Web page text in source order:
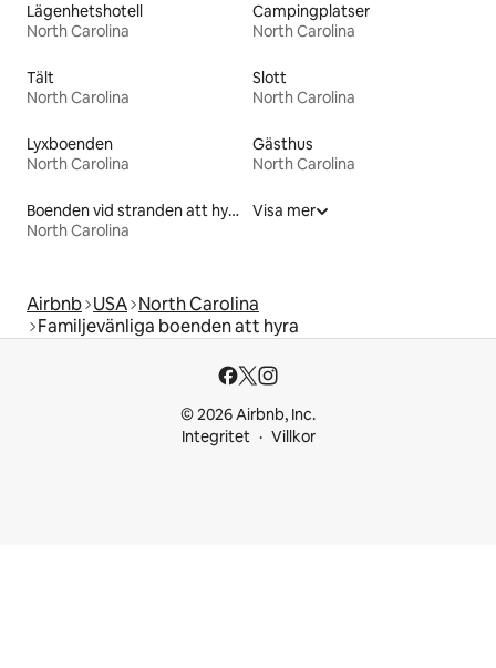
Lägenhetshotell
North Carolina
Campingplatser
North Carolina
Tält
North Carolina
Slott
North Carolina
Lyxboenden
North Carolina
Gästhus
North Carolina
Boenden vid stranden att hyra
North Carolina
Visa mer
Airbnb USA North Carolina
Familjevänliga boenden att hyra
© 2026 Airbnb, Inc.
Integritet
Villkor